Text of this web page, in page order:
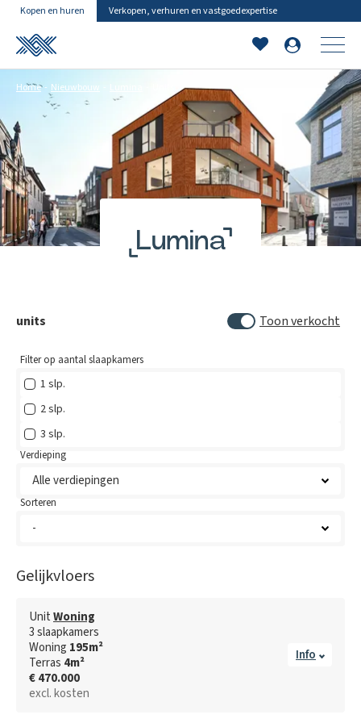
Kopen en huren Verkopen, verhuren en vastgoedexpertise
Home Nieuwbouw
units Toon verkocht
Filter op aantal slaapkamers
1 slp.
2 slp.
3 slp.
Verdieping
Sorteren
Gelijkvloers
UnitWoning
3slaapkamers
Woning 195m²
Terras 4m²
€ 470.000
excl. kosten
Info